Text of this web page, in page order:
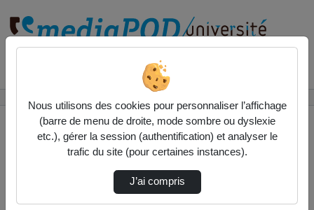
Audio
Nous utilisons des cookies pour personnaliser l’affichage
(barre de menu de droite, mode sombre ou dyslexie
etc.), gérer la session (authentification) et analyser le
trafic du site (pour certaines instances).
J’ai compris